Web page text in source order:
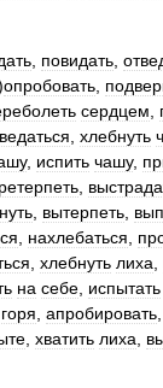
повидать
опробовать
сердцем
хлебнуть
, испить чашу,
вытерпеть
нахлебаться
хлебнуть лиха
на себе испытать
горя апробировать
хватить лиха